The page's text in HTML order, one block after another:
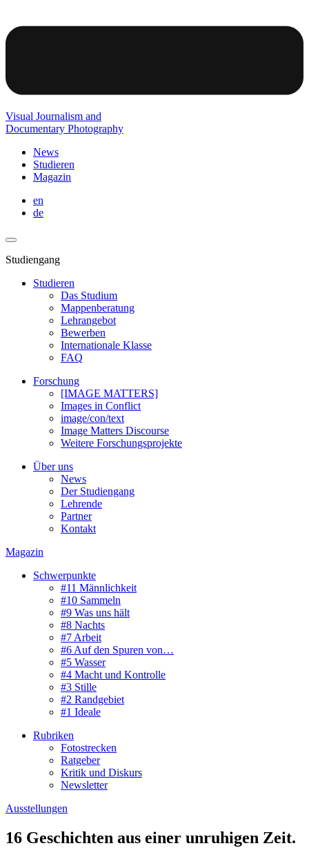
Visual Journalism and
Documentary Photography
News
Studieren
Magazin
en
de
Studiengang
Studieren
Das Studium
Mappenberatung
Lehrangebot
Bewerben
Internationale Klasse
FAQ
Forschung
[IMAGE MATTERS]
Images in Conflict
image/con/text
Image Matters Discourse
Weitere Forschungsprojekte
Über uns
News
Der Studiengang
Lehrende
Partner
Kontakt
Magazin
Schwerpunkte
#11 Männlichkeit
#10 Sammeln
#9 Was uns hält
#8 Nachts
#7 Arbeit
#6 Auf den Spuren von…
#5 Wasser
#4 Macht und Kontrolle
#3 Stille
#2 Randgebiet
#1 Ideale
Rubriken
Fotostrecken
Ratgeber
Kritik und Diskurs
Newsletter
Ausstellungen
16 Geschichten aus einer unruhigen Zeit.